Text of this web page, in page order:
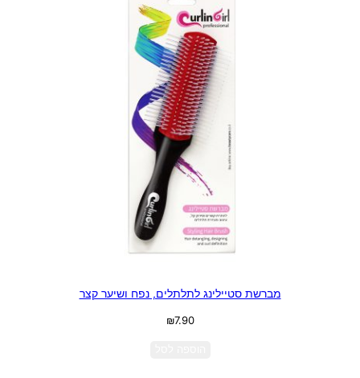
מברשת סטיילינג לתלתלים, נפח ושיער קצר
₪7.90